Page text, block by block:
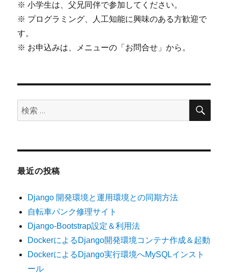
※ 小学生は、父兄同伴で参加してください。
※ プログラミング、人工知能に興味のある方歓迎で
す。
※ お申込みは、メニューの「お問合せ」から。
検
索:
検
最近の投稿
Django 開発環境と運用環境との同期方法
自転車パンク修理サイト
Django-Bootstrap設定＆利用法
DockerによるDjango開発環境コンテナ作成＆起動
DockerによるDjango実行環境へMySQLインスト
ール